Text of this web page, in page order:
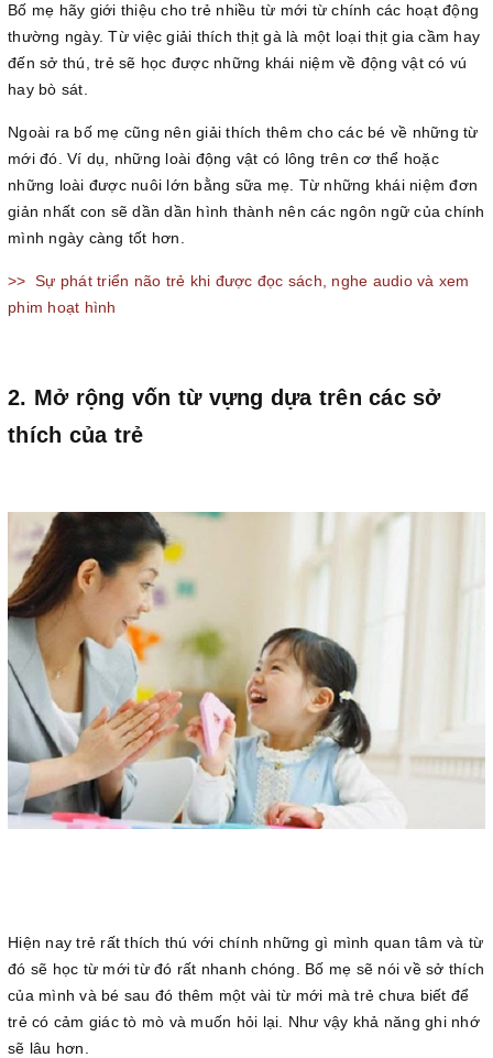
Bố mẹ hãy giới thiệu cho trẻ nhiều từ mới từ chính các hoạt động
thường ngày. Từ việc giải thích thịt gà là một loại thịt gia cầm hay
đến sở thú, trẻ sẽ học được những khái niệm về động vật có vú
hay bò sát.
Ngoài ra bố mẹ cũng nên giải thích thêm cho các bé về những từ
mới đó. Ví dụ, những loài động vật có lông trên cơ thể hoặc
những loài được nuôi lớn bằng sữa mẹ. Từ những khái niệm đơn
giản nhất con sẽ dần dần hình thành nên các ngôn ngữ của chính
mình ngày càng tốt hơn.
>> Sự phát triển não trẻ khi được đọc sách, nghe audio và xem
phim hoạt hình
2. Mở rộng vốn từ vựng dựa trên các sở
thích của trẻ
Hiện nay trẻ rất thích thú với chính những gì mình quan tâm và từ
đó sẽ học từ mới từ đó rất nhanh chóng. Bố mẹ sẽ nói về sở thích
của mình và bé sau đó thêm một vài từ mới mà trẻ chưa biết để
trẻ có cảm giác tò mò và muốn hỏi lại. Như vậy khả năng ghi nhớ
sẽ lâu hơn.